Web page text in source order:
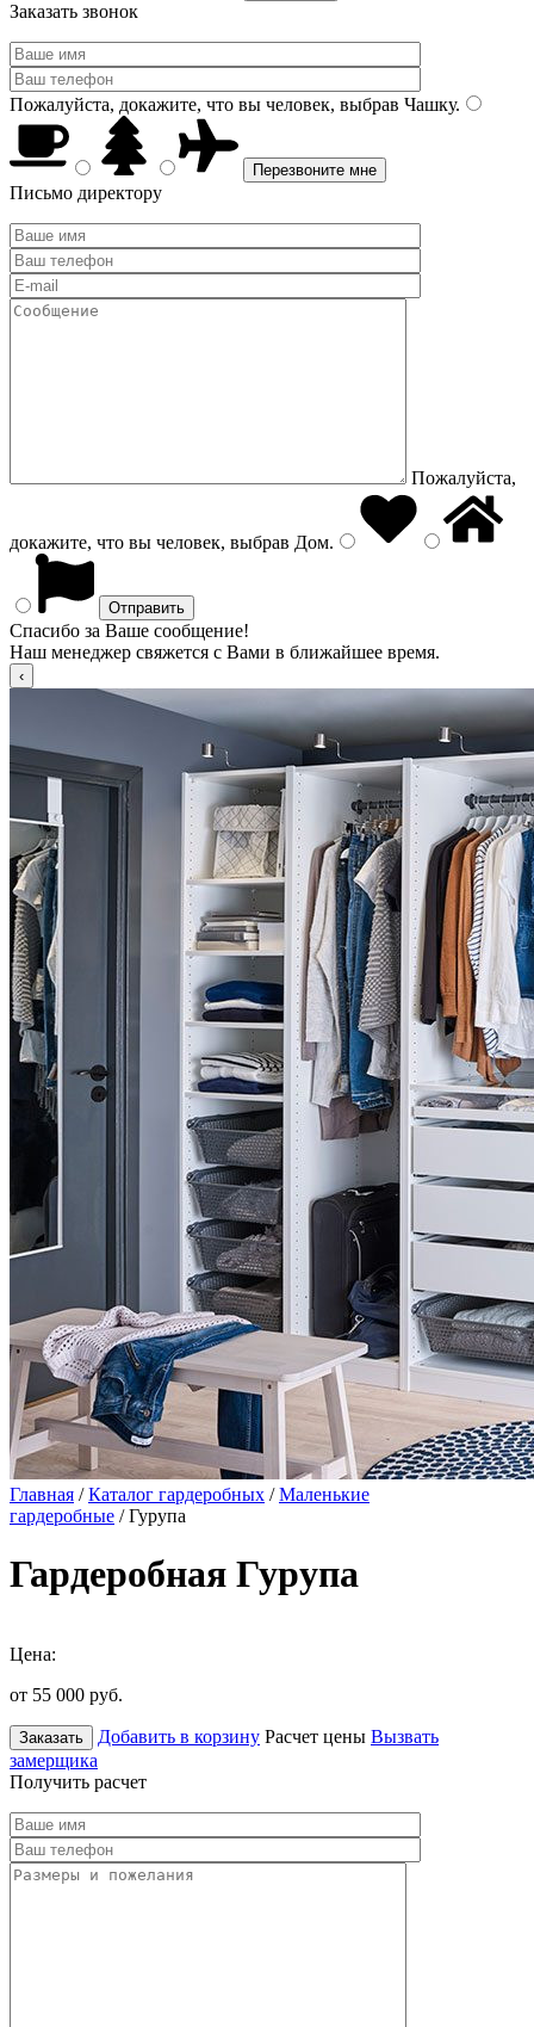
Заказать звонок
Пожалуйста, докажите, что вы человек, выбрав Чашку.
Письмо директору
Пожалуйста,
докажите, что вы человек, выбрав Дом.
Спасибо за Ваше сообщение!
Наш менеджер свяжется с Вами в ближайшее время.
Главная /Каталог гардеробных /Маленькие
гардеробные / Гурупа
Гардеробная Гурупа
Цена:
от 55 000 руб.
Заказать Добавить в корзину Расчет цены Вызвать
замерщика
Получить расчет